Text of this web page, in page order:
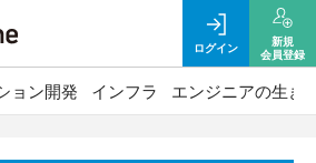
ログイン
新規
会員登録
ョン開発 インフラ エンジニアの生き